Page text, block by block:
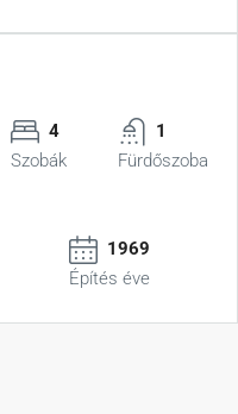
4
Szobák
1
Fürdőszoba
1969
Építés éve